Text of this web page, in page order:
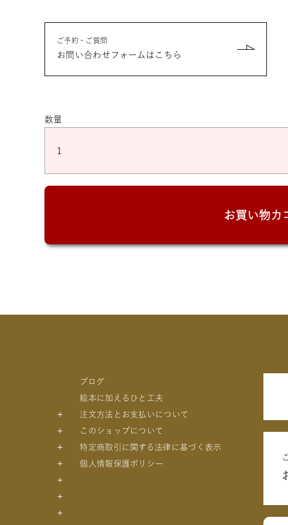
ご予約・ご質問
お問い合わせフォームはこちら
数量
ョ
お買い物カ
絵本
ントの絵本
ブログ
絵本に加えるひと工夫
注文方法とお支払いについて
このショップについて
特定商取引に関する法律に基づく表示
個人情報保護ポリシー